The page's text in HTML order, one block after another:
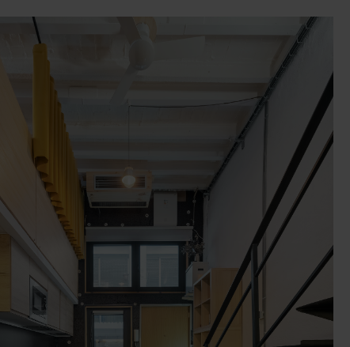
Zehnder Group Italia S.r.l.: Privacy
Zehnder Group İç Mekan İklimlendirme Sanayi ve Ticaret Limitet
Zehnder Group Nederland bv: Privacyverklaringen
Zehnder Group Sales International: Privacy Policy
Zehnder Group Schweiz AG: Datenschutz
Zehnder Polska Sp. z o.o.: Oświadczenie o ochronie danych
Zehnder Group UK Limited: Privacy Policy